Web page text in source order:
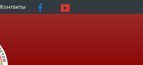
Контакты